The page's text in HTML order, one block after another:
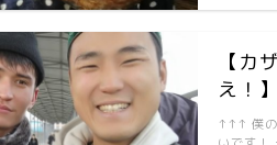
【カ
え！
↑↑↑ 僕の